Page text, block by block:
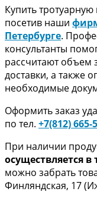
Купить
посетив наши
Петербурге.
консультанты
рассчитают объем
доставки, а также
необходимые
Оформить заказ
по тел. +7(812) 665-
При наличии
осуществляется в
можно забрать
Финляндская, 17